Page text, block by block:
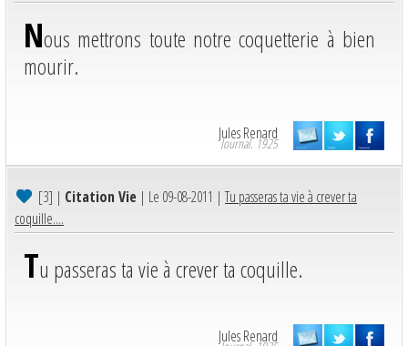
Nous mettrons toute notre coquetterie à bien
mourir.
Jules Renard
Journal. 1925
[3] | Citation Vie | Le 09-08-2011 |Tu passeras ta vie à crever ta
coquille....
Tu passeras ta vie à crever ta coquille.
Jules Renard